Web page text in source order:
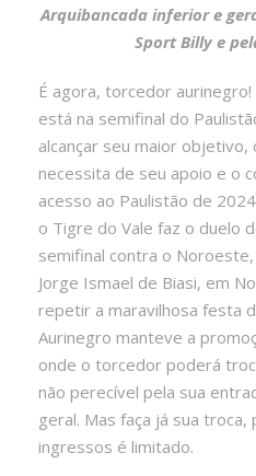
Arquibancada inferior e
Sport Billy e
É agora, torcedor
está na semifinal do
alcançar seu maior objetivo,
necessita de seu apoio e o
acesso ao Paulistão de
o Tigre do Vale faz o duelo
semifinal contra o
Jorge Ismael de Biasi, em
repetir a maravilhosa festa
Aurinegro manteve a
onde o torcedor poderá
não perecível pela sua
geral. Mas faça já sua
ingressos é limitado.